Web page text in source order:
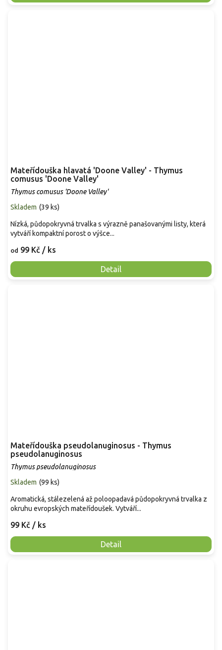
Mateřídouška hlavatá 'Doone Valley' - Thymus
comusus 'Doone Valley'
Thymus comusus 'Doone Valley'
Skladem (39 ks)
od 99 Kč / ks
Detail
Nízká, půdopokryvná trvalka s výrazně panašovanými listy, která
vytváří kompaktní porost o výšce...
Mateřídouška pseudolanuginosus - Thymus
pseudolanuginosus
Thymus pseudolanuginosus
Skladem (99 ks)
99 Kč / ks
Detail
Aromatická, stálezelená až poloopadavá půdopokryvná trvalka z
okruhu evropských mateřídoušek. Vytváří...